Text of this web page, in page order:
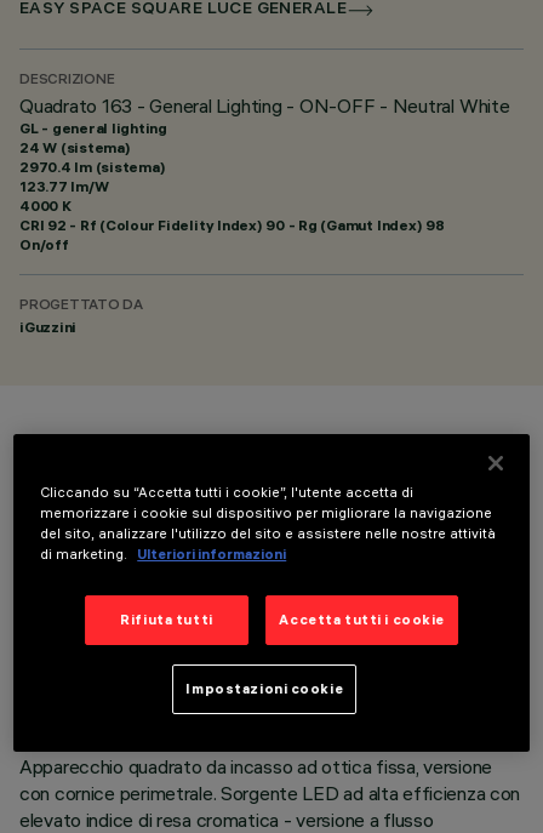
EASY SPACE SQUARE LUCE GENERALE
DESCRIZIONE
Quadrato 163 - General Lighting - ON-OFF - Neutral White
GL - general lighting
24 W (sistema)
2970.4 lm (sistema)
123.77 lm/W
4000 K
CRI 92 - Rf (Colour Fidelity Index) 90 - Rg (Gamut Index) 98
On/off
PROGETTATO DA
iGuzzini
DATI TECNICI
Apparecchio quadrato da incasso ad ottica fissa, versione
con cornice perimetrale. Sorgente LED ad alta efficienza con
elevato indice di resa cromatica - versione a flusso
Cliccando su “Accetta tutti i cookie”, l'utente accetta di
memorizzare i cookie sul dispositivo per migliorare la navigazione
del sito, analizzare l'utilizzo del sito e assistere nelle nostre attività
di marketing.
Ulteriori informazioni
Rifiuta tutti Accetta tutti i cookie
Impostazioni cookie